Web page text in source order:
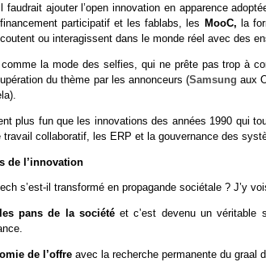
ajouter l’open innovation en apparence
participatif et les fablabs, les MooC, la
ou interagissent dans le monde réel avec des
la mode des selfies, qui ne prête pas trop à
du thème par les annonceurs (Samsung aux
plus fun que les innovations des années 1990 qui
collaboratif, les ERP et la gouvernance des
de l’innovation
s’est-il transformé en propagande sociétale ? J’y
pans de la sociétéet c’est devenu un
de l’offreavec la recherche permanente du graal